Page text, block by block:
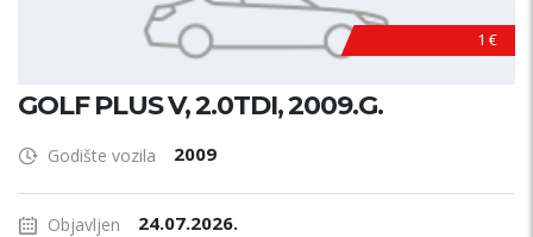
1 €
GOLF PLUS V, 2.0TDI, 2009.G.
Godište vozila 2009
Objavljen 24.07.2026.